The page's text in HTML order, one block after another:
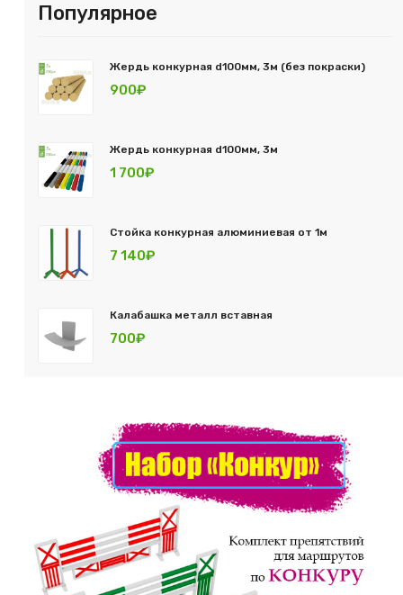
Популярное
Жердь конкурная d100мм, 3м (без покраски)
900₽
Жердь конкурная d100мм, 3м
1 700₽
Стойка конкурная алюминиевая от 1м
7 140₽
Калабашка металл вставная
700₽